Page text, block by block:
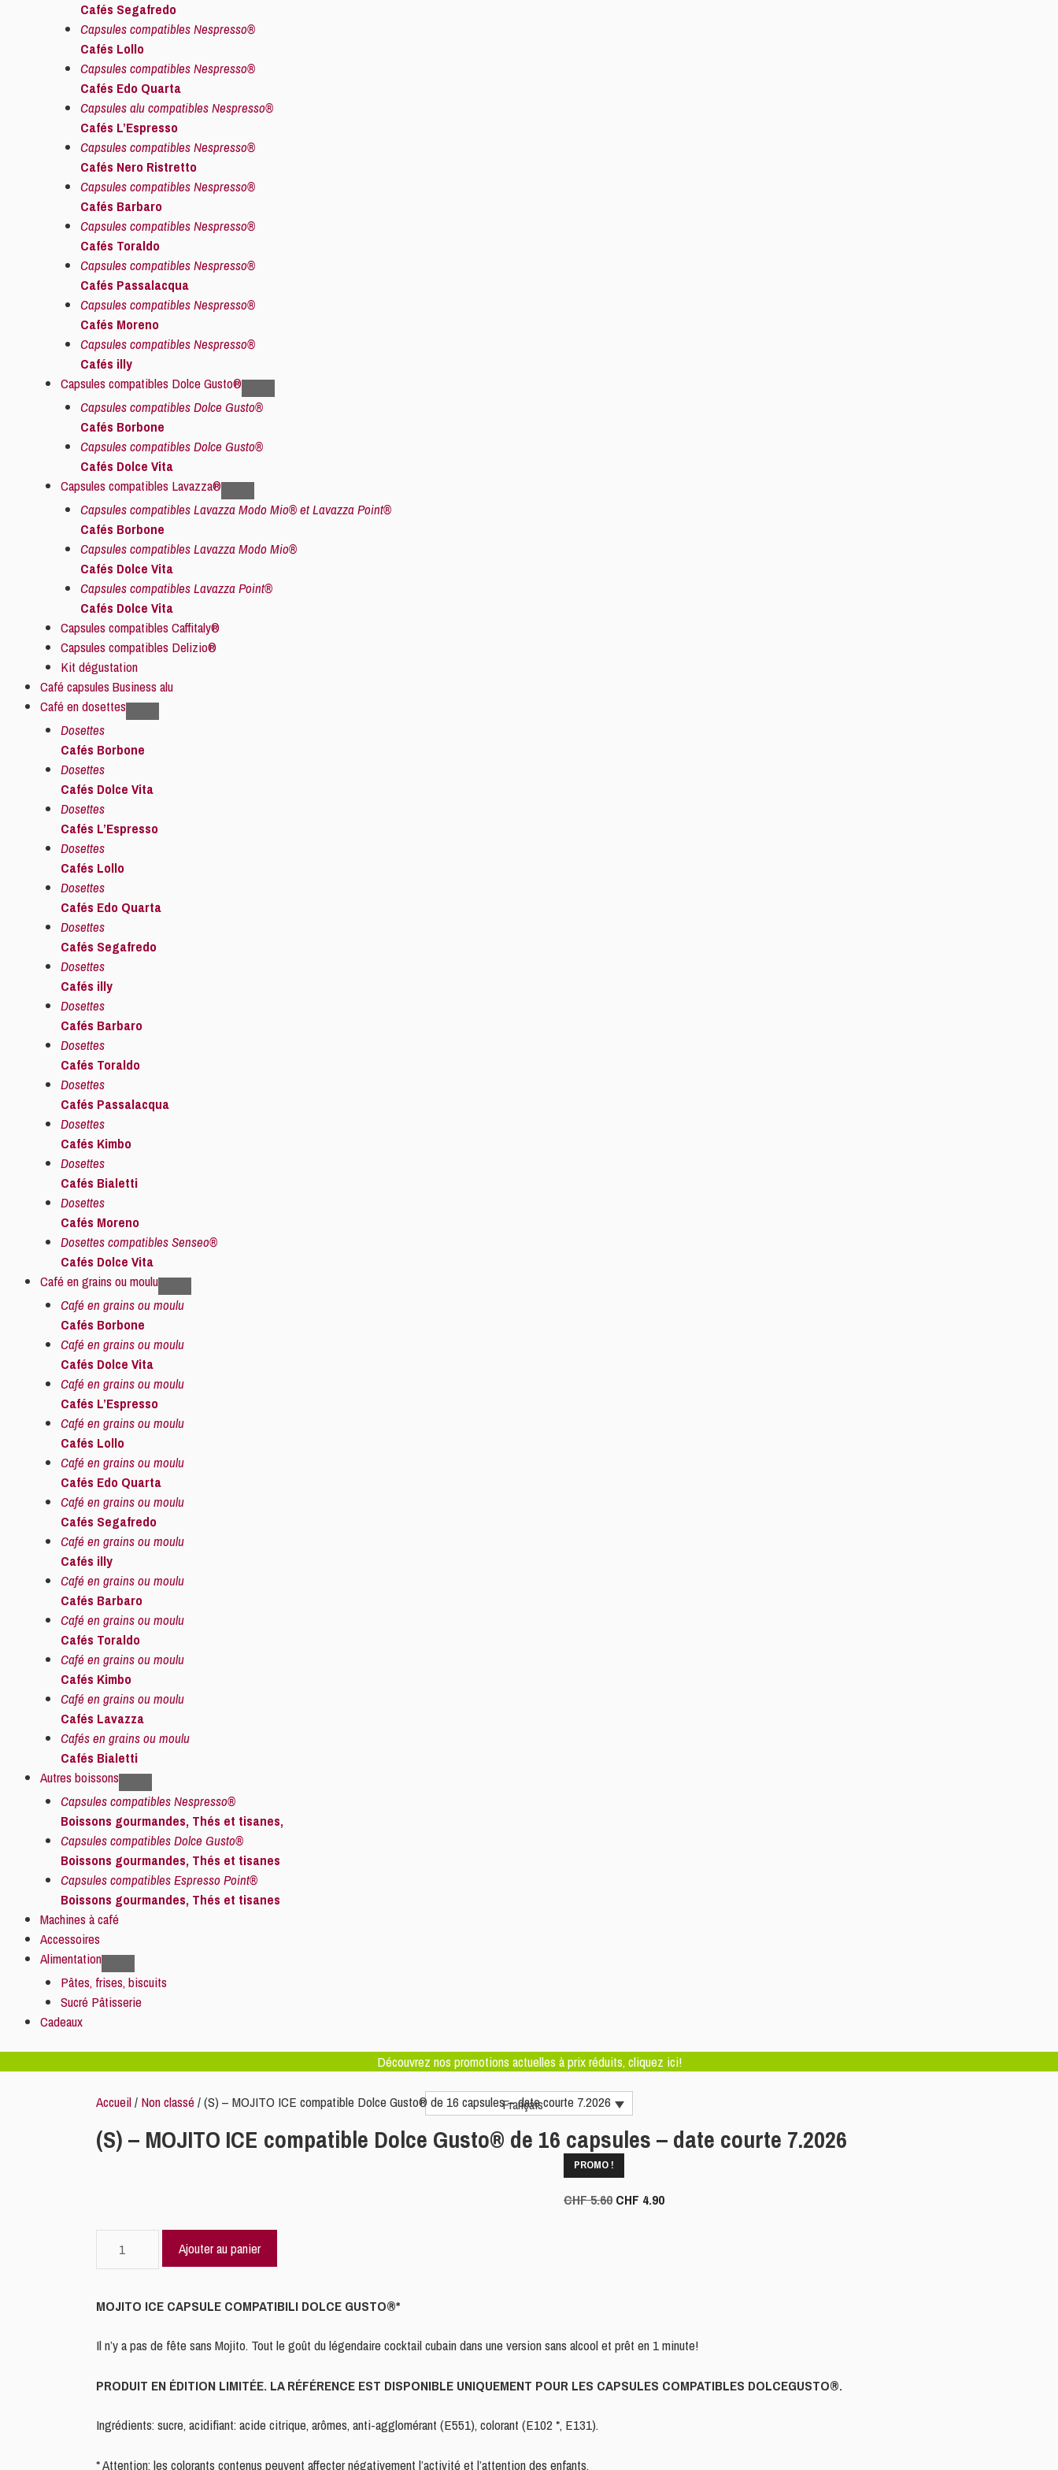
Cafés Segafredo
Capsules compatibles Nespresso®
Cafés Lollo
Capsules compatibles Nespresso®
Cafés Edo Quarta
Capsules alu compatibles Nespresso®
Cafés L’Espresso
Capsules compatibles Nespresso®
Cafés Nero Ristretto
Capsules compatibles Nespresso®
Cafés Barbaro
Capsules compatibles Nespresso®
Cafés Toraldo
Capsules compatibles Nespresso®
Cafés Passalacqua
Capsules compatibles Nespresso®
Cafés Moreno
Capsules compatibles Nespresso®
Cafés illy
Capsules compatibles Dolce Gusto®
Capsules compatibles Dolce Gusto®
Cafés Borbone
Capsules compatibles Dolce Gusto®
Cafés Dolce Vita
Capsules compatibles Lavazza®
Capsules compatibles Lavazza Modo Mio® et Lavazza Point®
Cafés Borbone
Capsules compatibles Lavazza Modo Mio®
Cafés Dolce Vita
Capsules compatibles Lavazza Point®
Cafés Dolce Vita
Capsules compatibles Caffitaly®
Capsules compatibles Delizio®
Kit dégustation
Café capsules Business alu
Café en dosettes
Dosettes
Cafés Borbone
Dosettes
Cafés Dolce Vita
Dosettes
Cafés L’Espresso
Dosettes
Cafés Lollo
Dosettes
Cafés Edo Quarta
Dosettes
Cafés Segafredo
Dosettes
Cafés illy
Dosettes
Cafés Barbaro
Dosettes
Cafés Toraldo
Dosettes
Cafés Passalacqua
Dosettes
Cafés Kimbo
Dosettes
Cafés Bialetti
Dosettes
Cafés Moreno
Dosettes compatibles Senseo®
Cafés Dolce Vita
Café en grains ou moulu
Café en grains ou moulu
Cafés Borbone
Café en grains ou moulu
Cafés Dolce Vita
Café en grains ou moulu
Cafés L’Espresso
Café en grains ou moulu
Cafés Lollo
Café en grains ou moulu
Cafés Edo Quarta
Café en grains ou moulu
Cafés Segafredo
Café en grains ou moulu
Cafés illy
Café en grains ou moulu
Cafés Barbaro
Café en grains ou moulu
Cafés Toraldo
Café en grains ou moulu
Cafés Kimbo
Café en grains ou moulu
Cafés Lavazza
Cafés en grains ou moulu
Cafés Bialetti
Autres boissons
Capsules compatibles Nespresso®
Boissons gourmandes, Thés et tisanes,
Capsules compatibles Dolce Gusto®
Boissons gourmandes, Thés et tisanes
Capsules compatibles Espresso Point®
Boissons gourmandes, Thés et tisanes
Machines à café
Accessoires
Alimentation
Pâtes, frises, biscuits
Sucré Pâtisserie
Cadeaux
Découvrez nos promotions actuelles à prix réduits, cliquez ici!
Français
Accueil/ Non classé/ (S) – MOJITO ICE compatible Dolce Gusto® de 16 capsules – date courte 7.2026
(S) – MOJITO ICE compatible Dolce Gusto® de 16 capsules – date courte 7.2026
PROMO !
CHF5.60 Le
CHF 4.90Le
MOJITO
ICE
compatible
Gusto®
16
Ajouter au panier
MOJITO ICE CAPSULE COMPATIBILI DOLCE GUSTO®*
Il n’y a pas de fête sans Mojito. Tout le goût du légendaire cocktail cubain dans une version sans alcool et prêt en 1 minute!
PRODUIT EN ÉDITION LIMITÉE. LA RÉFÉRENCE EST DISPONIBLE UNIQUEMENT POUR LES CAPSULES COMPATIBLES DOLCEGUSTO®.
Ingrédients: sucre, acidifiant: acide citrique, arômes, anti-agglomérant (E551), colorant (E102 *, E131).
* Attention: les colorants contenus peuvent affecter négativement l’activité et l’attention des enfants.